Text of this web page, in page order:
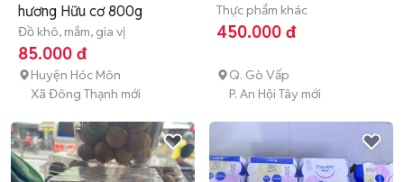
hương Hữu cơ 800g
Đồ khô, mắm, gia vị
85.000 đ
Huyện Hóc Môn
Xã Đông Thạnh mới
Thực phẩm khác
450.000 đ
Q. Gò Vấp
P. An Hội Tây mới